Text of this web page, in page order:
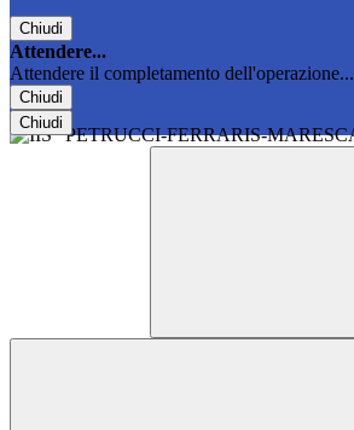
Chiudi
Attendere...
Attendere il completamento dell'operazione...
Chiudi
Chiudi